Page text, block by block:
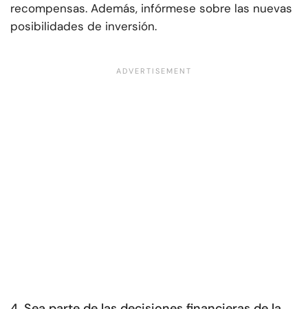
recompensas. Además, infórmese sobre las nuevas
posibilidades de inversión.